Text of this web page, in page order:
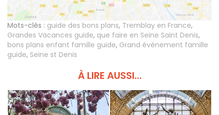
Mots-clés : guide des bons plans, Tremblay en France,
Grandes Vacances guide, que faire en Seine Saint Denis,
bons plans enfant famille guide, Grand évènement famille
guide, Seine st Denis
À LIRE AUSSI...